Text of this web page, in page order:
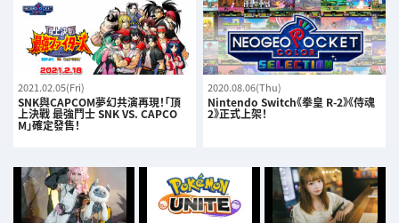
2021.02.05(Fri)
SNK與CAPCOM夢幻共演再現！「頂
上決戰 最強鬥士 SNK VS. CAPCO
M」確定發售！
2020.08.06(Thu)
Nintendo Switch《拳皇 R-2》《侍魂
2》正式上架！